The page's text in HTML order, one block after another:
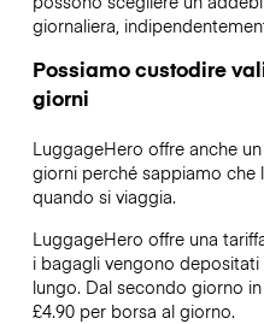
giornaliera,
Possiamo custodire
giorni
LuggageHero offre anche
giorni perché sappiamo che
quando si viaggia.
LuggageHero offre una
i bagagli vengono
lungo. Dal secondo giorno
£4.90 per borsa al giorno.